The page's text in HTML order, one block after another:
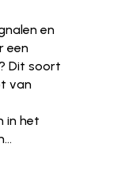
en
een
Dit soort
van
in het